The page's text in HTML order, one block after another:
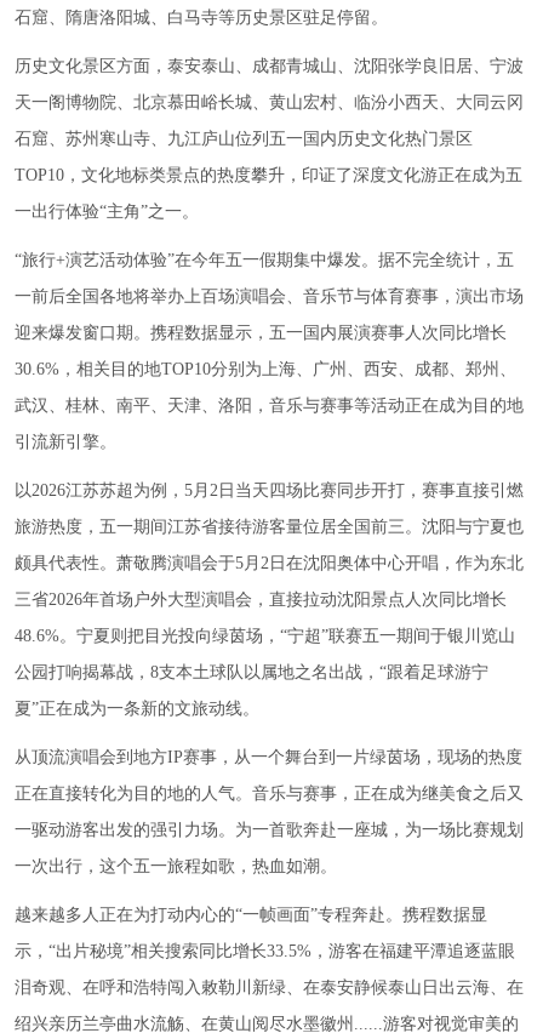
石窟、隋唐洛阳城、白马寺等历史景区驻足停留。
历史文化景区方面，泰安泰山、成都青城山、沈阳张学良旧居、宁波
天一阁博物院、北京慕田峪长城、黄山宏村、临汾小西天、大同云冈
石窟、苏州寒山寺、九江庐山位列五一国内历史文化热门景区
TOP10，文化地标类景点的热度攀升，印证了深度文化游正在成为五
一出行体验“主角”之一。
“旅行+演艺活动体验”在今年五一假期集中爆发。据不完全统计，五
一前后全国各地将举办上百场演唱会、音乐节与体育赛事，演出市场
迎来爆发窗口期。携程数据显示，五一国内展演赛事人次同比增长
30.6%，相关目的地TOP10分别为上海、广州、西安、成都、郑州、
武汉、桂林、南平、天津、洛阳，音乐与赛事等活动正在成为目的地
引流新引擎。
以2026江苏苏超为例，5月2日当天四场比赛同步开打，赛事直接引燃
旅游热度，五一期间江苏省接待游客量位居全国前三。沈阳与宁夏也
颇具代表性。萧敬腾演唱会于5月2日在沈阳奥体中心开唱，作为东北
三省2026年首场户外大型演唱会，直接拉动沈阳景点人次同比增长
48.6%。宁夏则把目光投向绿茵场，“宁超”联赛五一期间于银川览山
公园打响揭幕战，8支本土球队以属地之名出战，“跟着足球游宁
夏”正在成为一条新的文旅动线。
从顶流演唱会到地方IP赛事，从一个舞台到一片绿茵场，现场的热度
正在直接转化为目的地的人气。音乐与赛事，正在成为继美食之后又
一驱动游客出发的强引力场。为一首歌奔赴一座城，为一场比赛规划
一次出行，这个五一旅程如歌，热血如潮。
越来越多人正在为打动内心的“一帧画面”专程奔赴。携程数据显
示，“出片秘境”相关搜索同比增长33.5%，游客在福建平潭追逐蓝眼
泪奇观、在呼和浩特闯入敕勒川新绿、在泰安静候泰山日出云海、在
绍兴亲历兰亭曲水流觞、在黄山阅尽水墨徽州......游客对视觉审美的